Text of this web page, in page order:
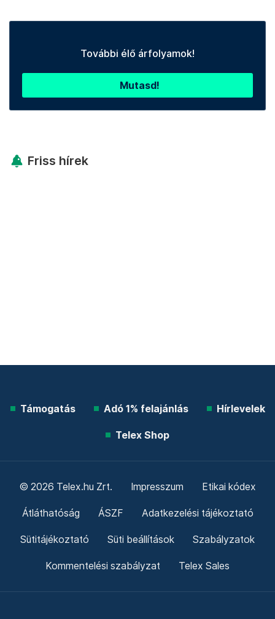
További élő árfolyamok!
Mutasd!
Friss hírek
Támogatás Adó 1% felajánlás Hírlevelek
Telex Shop
© 2026 Telex.hu Zrt. Impresszum Etikai kódex
Átláthatóság ÁSZF Adatkezelési tájékoztató
Sütitájékoztató Süti beállítások Szabályzatok
Kommentelési szabályzat Telex Sales